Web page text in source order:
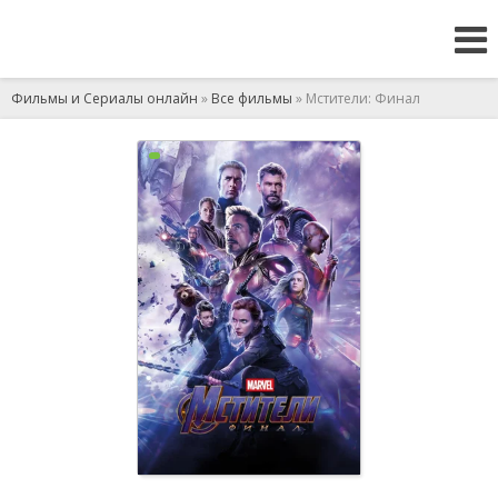
Фильмы и Сериалы онлайн » Все фильмы » Мстители: Финал